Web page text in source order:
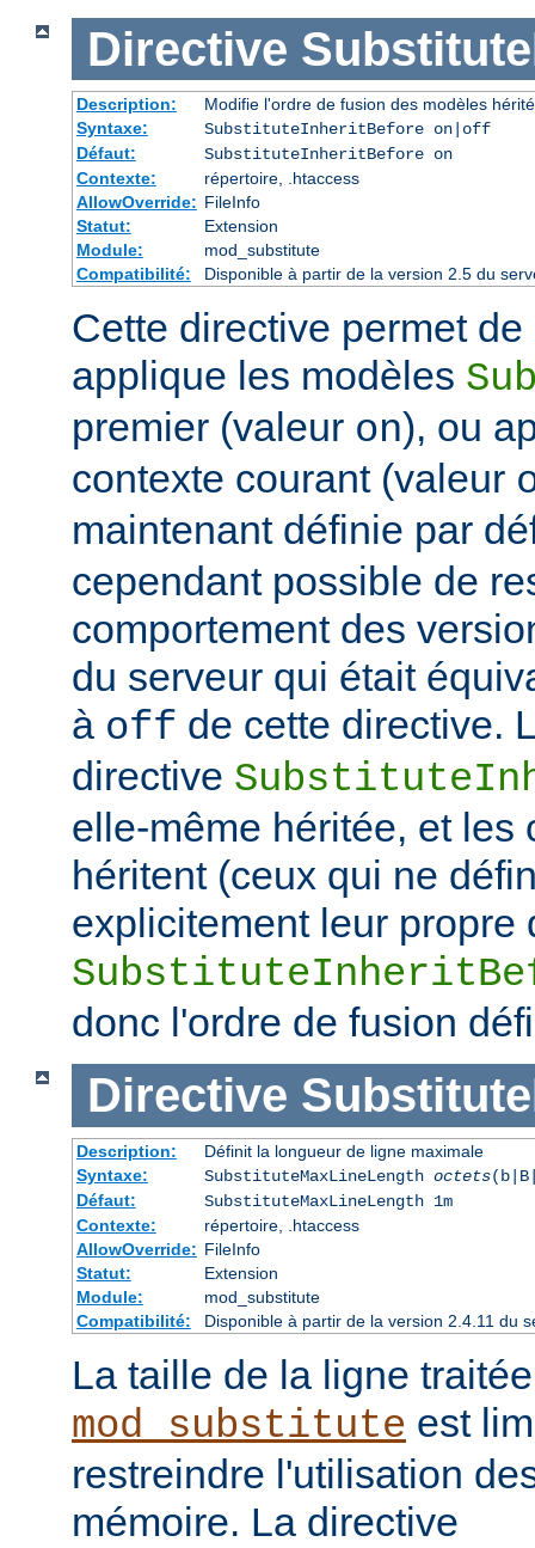
Directive
Description:
Modifie l'ordre de fusion des modèles
Syntaxe:
SubstituteInheritBefore on|off
Défaut:
SubstituteInheritBefore on
Contexte:
répertoire, .htaccess
AllowOverride: FileInfo
Statut:
Extension
Module:
mod_substitute
Compatibilité:
Disponible à partir de la version 2.5 du
Cette directive permet
applique les modèles
premier (valeur on), ou
contexte courant (valeur
maintenant définie par
cependant possible de
comportement des
du serveur qui était
à off de cette directive.
directive
elle-même héritée, et les
héritent (ceux qui ne
explicitement leur propre
donc l'ordre de fusion
Directive
Description:
Définit la longueur de ligne maximale
Syntaxe:
SubstituteMaxLineLength octets
Défaut:
SubstituteMaxLineLength 1m
Contexte:
répertoire, .htaccess
AllowOverride: FileInfo
Statut:
Extension
Module:
mod_substitute
Compatibilité:
Disponible à partir de la version 2.4.11 du
La taille de la ligne
mod_substitute est
restreindre l'utilisation
mémoire. La directive